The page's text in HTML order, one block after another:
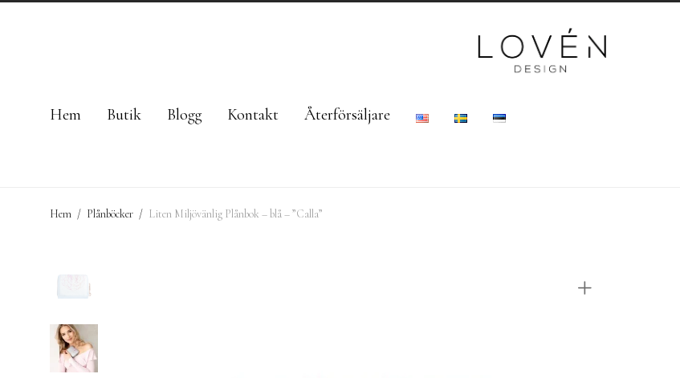
Hem Butik Blogg Kontakt Återförsäljare
Hem / Plånböcker / Liten Miljövänlig Plånbok – blå – ”Calla”